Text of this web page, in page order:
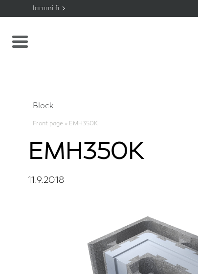
lammi.fi
Block
Front page » EMH350K
EMH350K
11.9.2018